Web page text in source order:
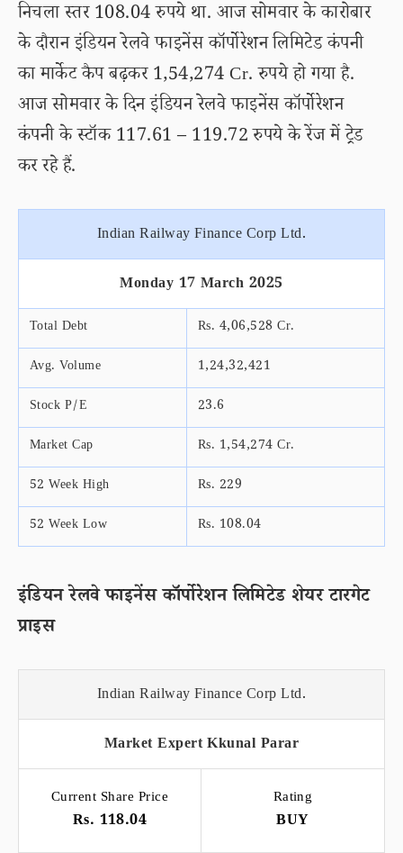
निचला स्तर 108.04 रुपये था. आज सोमवार के कारोबार
के दौरान इंडियन रेलवे फाइनेंस कॉर्पोरेशन लिमिटेड कंपनी
का मार्केट कैप बढ़कर 1,54,274 Cr. रुपये हो गया है.
आज सोमवार के दिन इंडियन रेलवे फाइनेंस कॉर्पोरेशन
कंपनी के स्टॉक 117.61 – 119.72 रुपये के रेंज में ट्रेड
कर रहे हैं.
Indian Railway Finance Corp Ltd.
Monday 17 March 2025
Total Debt
Rs. 4,06,528 Cr.
Avg. Volume
1,24,32,421
Stock P/E
23.6
Market Cap
Rs. 1,54,274 Cr.
52 Week High
Rs. 229
52 Week Low
Rs. 108.04
इंडियन रेलवे फाइनेंस कॉर्पोरेशन लिमिटेड शेयर टारगेट
प्राइस
Indian Railway Finance Corp Ltd.
Market Expert Kkunal Parar
Current Share Price
Rs. 118.04
Rating
BUY